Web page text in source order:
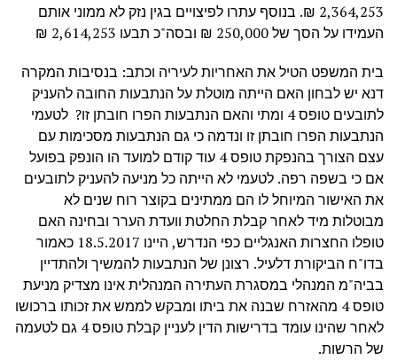
2,364,253 ₪. בנוסף עתרו לפיצויים בגין נזק לא ממוני אותם
העמידו על הסך של 250,000 ₪ ובסה"כ תבעו 2,614,253 ₪
בית המשפט הטיל את האחריות לעיריה וכתב: בנסיבות המקרה
דנא יש לבחון האם הייתה מוטלת על הנתבעות החובה להעניק
לתובעים טופס 4 ומתי והאם הנתבעות הפרו חובתן זו? לטעמי
הנתבעות הפרו חובתן זו ונדמה כי גם הנתבעות מסכימות עם
עצם הצורך בהנפקת טופס 4 עוד קודם למועד הו הונפק בפועל
אם כי בשפה רפה. לטעמי לא הייתה כל מניעה להעניק לתובעים
את האישור המיוחל לו הם ממתינים בקוצר רוח שנים לא
מבוטלות מיד לאחר קבלת החלטת וועדת הערר ובחינה האם
טופלו החצרות האנגליים כפי הנדרש, היינו 18.5.2017 כאמור
בדו"ח הביקורת דלעיל. רצונן של הנתבעות להמשיך ולהתדיין
בביה"מ המנהלי במסגרת העתירה המנהלית אינו מצדיק מניעת
טופס 4 מהאזרח שבנה את ביתו ומבקש לממש את זכותו ברכושו
לאחר שהינו עומד בדרישות הדין לעניין קבלת טופס 4 גם לטעמה
של הרשות.